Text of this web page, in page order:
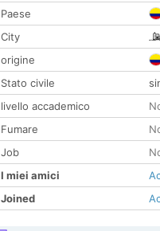
Paese
City
origine
Stato civile
livello accademico
Fumare
Job
I miei amici
Joined